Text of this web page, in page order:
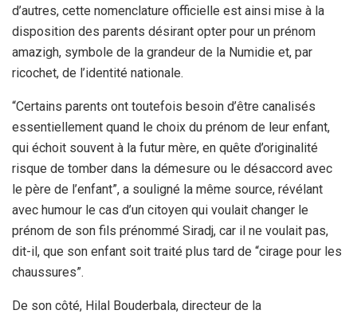
d’autres, cette nomenclature officielle est ainsi mise à la
disposition des parents désirant opter pour un prénom
amazigh, symbole de la grandeur de la Numidie et, par
ricochet, de l’identité nationale.
“Certains parents ont toutefois besoin d’être canalisés
essentiellement quand le choix du prénom de leur enfant,
qui échoit souvent à la futur mère, en quête d’originalité
risque de tomber dans la démesure ou le désaccord avec
le père de l’enfant”, a souligné la même source, révélant
avec humour le cas d’un citoyen qui voulait changer le
prénom de son fils prénommé Siradj, car il ne voulait pas,
dit-il, que son enfant soit traité plus tard de “cirage pour les
chaussures”.
De son côté, Hilal Bouderbala, directeur de la